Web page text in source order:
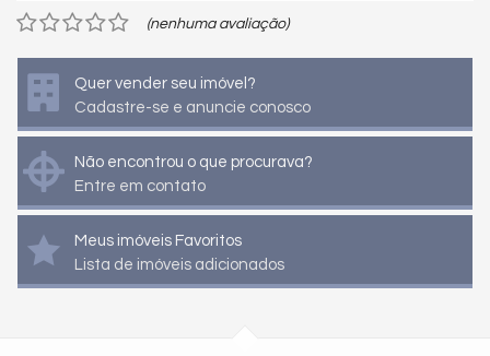
(nenhuma avaliação)
Quer vender seu imóvel?
Cadastre-se e anuncie conosco
Não encontrou o que procurava?
Entre em contato
Meus imóveis Favoritos
Lista de imóveis adicionados